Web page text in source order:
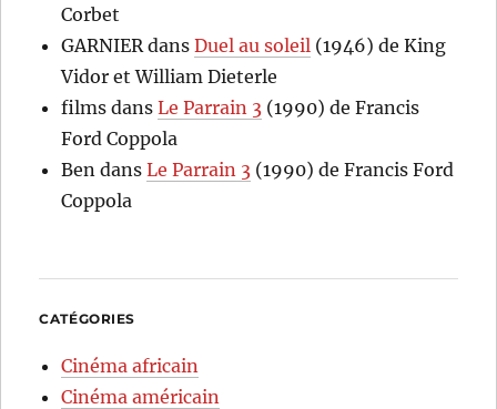
Corbet
GARNIER dansDuel au soleil (1946) de King
Vidor et William Dieterle
films dansLe Parrain 3 (1990) de Francis
Ford Coppola
Ben dansLe Parrain 3 (1990) de Francis Ford
Coppola
CATÉGORIES
Cinéma africain
Cinéma américain